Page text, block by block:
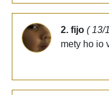
2. fijo ( 13/
mety ho io